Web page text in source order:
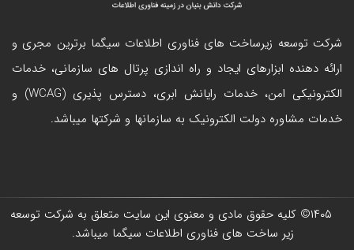
شرکت توسعه زیرساخت های فناوری اطلاعات سیگما برترین مجری و
ارائه دهنده ابزارهای ایجاد و راه اندازی پرتال های سازمانی، خدمات
الکترونیکی امن، خدمات رایانش ابری، دسترس پذیری (WCAG) و
خدمات مشاوره دولت الکترونیک به سازمانها و شرکتها میباشد.
۱۴۰۵© کلیه حقوق مادی و معنوی این سایت متعلق به شرکت توسعه
زیر ساخت های فناوری اطلاعات سیگما میباشد.